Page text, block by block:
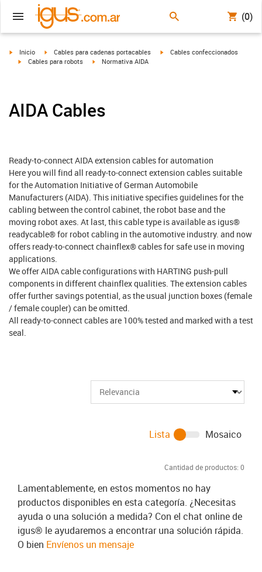
(0)
igus-icon-arrow-right
Inicio igus-icon-arrow-right
Cables para cadenas portacables igus-icon-arrow-right
Cables confeccionados
igus-icon-arrow-right
Cables para robots igus-icon-arrow-right
Normativa AIDA
AIDA Cables
Ready-to-connect AIDA extension cables for automation
Here you will find all ready-to-connect extension cables suitable
for the Automation Initiative of German Automobile
Manufacturers (AIDA). This initiative specifies guidelines for the
cabling between the control cabinet, the robot base and the
moving robot axes. At last, this cable type is available as igus®
readycable® for robot cabling in the automotive industry. and now
offers ready-to-connect chainflex® cables for safe use in moving
applications.
We offer AIDA cable configurations with HARTING push-pull
components in different chainflex qualities. The extension cables
offer further savings potential, as the usual junction boxes (female
/ female coupler) can be omitted.
All ready-to-connect cables are 100% tested and marked with a test
seal.
Cantidad de productos: 0
Lista Mosaico
Lamentablemente, en estos momentos no hay
productos disponibles en esta categoría. ¿Necesitas
ayuda o una solución a medida? Con el chat online de
igus® le ayudaremos a encontrar una solución rápida.
O bien Envíenos un mensaje